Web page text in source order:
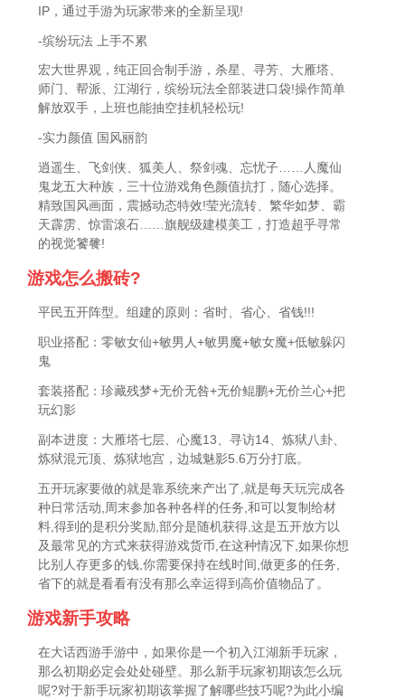
IP，通过手游为玩家带来的全新呈现!
-缤纷玩法 上手不累
宏大世界观，纯正回合制手游，杀星、寻芳、大雁塔、
师门、帮派、江湖行，缤纷玩法全部装进口袋!操作简单
解放双手，上班也能抽空挂机轻松玩!
-实力颜值 国风丽韵
逍遥生、飞剑侠、狐美人、祭剑魂、忘忧子……人魔仙
鬼龙五大种族，三十位游戏角色颜值抗打，随心选择。
精致国风画面，震撼动态特效!莹光流转、繁华如梦、霸
天霹雳、惊雷滚石……旗舰级建模美工，打造超乎寻常
的视觉饕餮!
游戏怎么搬砖?
平民五开阵型。组建的原则：省时、省心、省钱!!!
职业搭配：零敏女仙+敏男人+敏男魔+敏女魔+低敏躲闪
鬼
套装搭配：珍藏残梦+无价无咎+无价鲲鹏+无价兰心+把
玩幻影
副本进度：大雁塔七层、心魔13、寻访14、炼狱八卦、
炼狱混元顶、炼狱地宫，边城魅影5.6万分打底。
五开玩家要做的就是靠系统来产出了,就是每天玩完成各
种日常活动,周末参加各种各样的任务,和可以复制给材
料,得到的是积分奖励,部分是随机获得,这是五开放方以
及最常见的方式来获得游戏货币,在这种情况下,如果你想
比别人存更多的钱,你需要保持在线时间,做更多的任务,
省下的就是看看有没有那么幸运得到高价值物品了。
游戏新手攻略
在大话西游手游中，如果你是一个初入江湖新手玩家，
那么初期必定会处处碰壁。那么新手玩家初期该怎么玩
呢?对于新手玩家初期该掌握了解哪些技巧呢?为此小编